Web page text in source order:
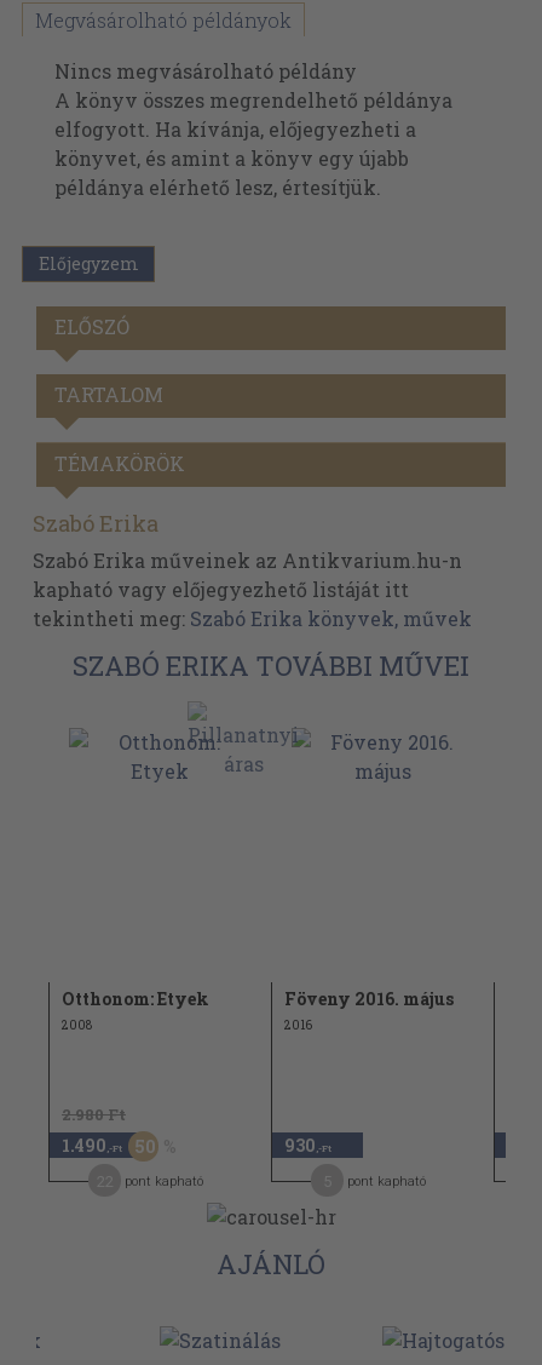
Megvásárolható példányok
Nincs megvásárolható példány
A könyv összes megrendelhető példánya
elfogyott. Ha kívánja, előjegyezheti a
könyvet, és amint a könyv egy újabb
példánya elérhető lesz, értesítjük.
Előjegyzem
ELŐSZÓ
TARTALOM
TÉMAKÖRÖK
Szabó Erika
Szabó Erika műveinek az Antikvarium.hu-n
kapható vagy előjegyezhető listáját itt
tekintheti meg: Szabó Erika könyvek, művek
SZABÓ ERIKA TOVÁBBI MŰVEI
Otthonom: Etyek
2008
2.980 Ft
1.490 ,-Ft 50
pont kapható
Föveny 2016. május
2016
930 ,-Ft
pont kapható
AJÁNLÓ